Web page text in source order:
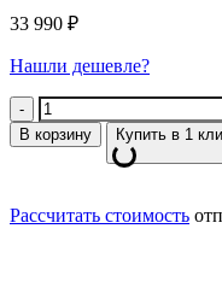
33 990 ₽
Нашли дешевле?
Количество
В корзину Купить в 1
Рассчитать стоимость